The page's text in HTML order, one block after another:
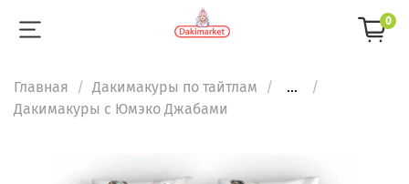
0
Главная Дакимакуры по тайтлам
...
Дакимакуры с Юмэко Джабами